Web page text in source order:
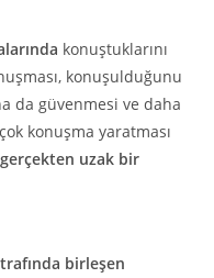
konuştuklarını
konuşulduğunu
da güvenmesi ve daha
konuşma yaratması
gerçekten uzak bir
birleşen